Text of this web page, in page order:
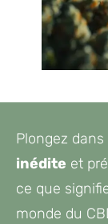
Plongez
inédite et
ce que
monde du